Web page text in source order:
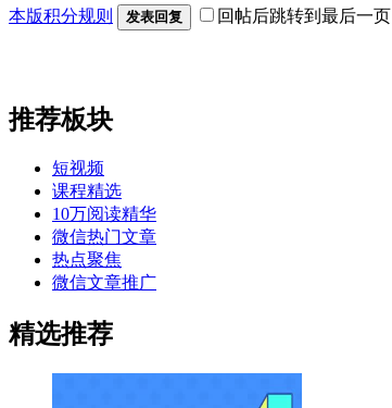
本版积分规则 发表回复 回帖后跳转到最后一页
推荐板块
短视频
课程精选
10万阅读精华
微信热门文章
热点聚焦
微信文章推广
精选推荐